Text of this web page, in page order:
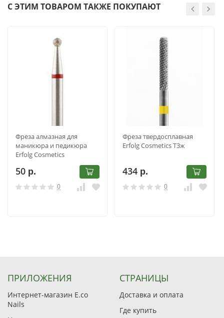
С ЭТИМ ТОВАРОМ ТАКЖЕ ПОКУПАЮТ
Фреза алмазная для
маникюра и педикюра
Erfolg Cosmetics
50 р.
0
Фреза твердосплавная
Erfolg Cosmetics Т3ж
434 р.
0
ПРИЛОЖЕНИЯ
Интернет-магазин E.co
Nails
СТРАНИЦЫ
Доставка и оплата
Где купить